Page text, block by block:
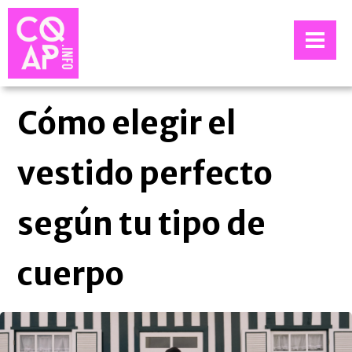
Cómo elegir el
vestido perfecto
según tu tipo de
cuerpo